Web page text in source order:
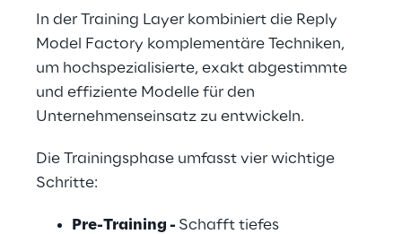
In der Training Layer kombiniert die Reply
Model Factory komplementäre Techniken,
um hochspezialisierte, exakt abgestimmte
und effiziente Modelle für den
Unternehmenseinsatz zu entwickeln.
Die Trainingsphase umfasst vier wichtige
Schritte:
Pre-Training - Schafft tiefes